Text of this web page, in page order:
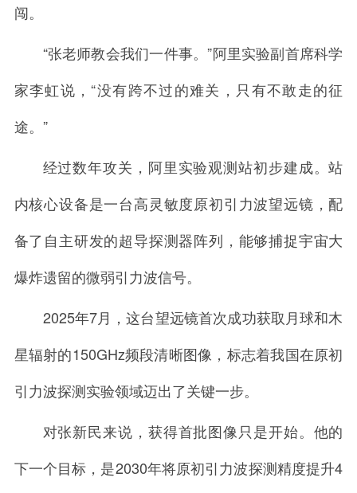
闯。
“张老师教会我们一件事。”阿里实验副首席科学
家李虹说，“没有跨不过的难关，只有不敢走的征
途。”
经过数年攻关，阿里实验观测站初步建成。站
内核心设备是一台高灵敏度原初引力波望远镜，配
备了自主研发的超导探测器阵列，能够捕捉宇宙大
爆炸遗留的微弱引力波信号。
2025年7月，这台望远镜首次成功获取月球和木
星辐射的150GHz频段清晰图像，标志着我国在原初
引力波探测实验领域迈出了关键一步。
对张新民来说，获得首批图像只是开始。他的
下一个目标，是2030年将原初引力波探测精度提升4